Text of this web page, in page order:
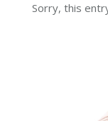
Sorry, this